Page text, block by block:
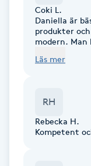
Hårvård
Idrottsmassage
Coki L.
Daniella är
produkter
modern. Man
Läs mer
RH
Rebecka H.
Kompetent